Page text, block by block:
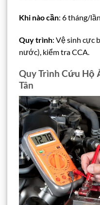
Khi nào cần: 6 tháng/
Quy trình: Vệ sinh cực
nước), kiểm tra CCA.
Quy Trình Cứu Hộ
Tân